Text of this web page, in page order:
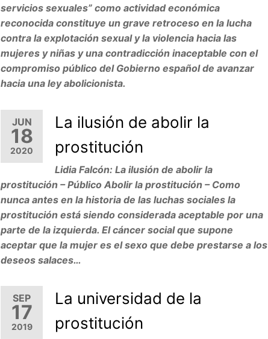
servicios sexuales” como actividad económica
reconocida constituye un grave retroceso en la lucha
contra la explotación sexual y la violencia hacia las
mujeres y niñas y una contradicción inaceptable con el
compromiso público del Gobierno español de avanzar
hacia una ley abolicionista.
JUN
18
2020
La ilusión de abolir la
prostitución
Lidia Falcón: La ilusión de abolir la
prostitución – Público Abolir la prostitución – Como
nunca antes en la historia de las luchas sociales la
prostitución está siendo considerada aceptable por una
parte de la izquierda. El cáncer social que supone
aceptar que la mujer es el sexo que debe prestarse a los
deseos salaces…
SEP
17
2019
La universidad de la
prostitución